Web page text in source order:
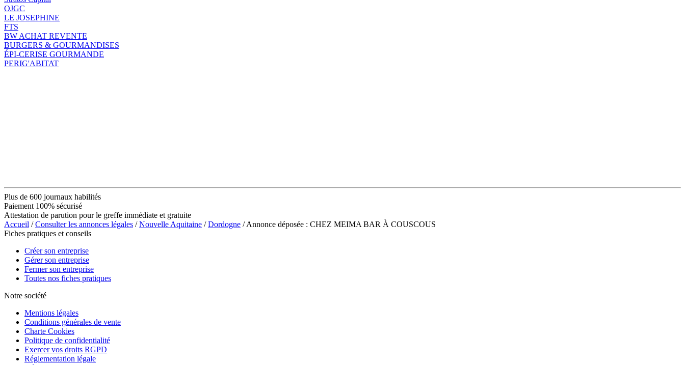
OJGC
LE JOSEPHINE
FTS
BW ACHAT REVENTE
BURGERS & GOURMANDISES
ÉPI-CERISE GOURMANDE
PERIG'ABITAT
Plus de 600 journaux habilités
Paiement 100% sécurisé
Attestation de parution pour le greffe immédiate et gratuite
Accueil /Consulter les annonces légales /Nouvelle Aquitaine /Dordogne / Annonce déposée : CHEZ MEIMA BAR À COUSCOUS
Fiches pratiques et conseils
Créer son entreprise
Gérer son entreprise
Fermer son entreprise
Toutes nos fiches pratiques
Notre société
Mentions légales
Conditions générales de vente
Charte Cookies
Politique de confidentialité
Exercer vos droits RGPD
Réglementation légale